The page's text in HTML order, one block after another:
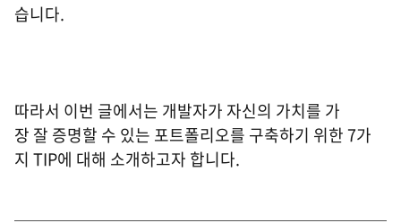
습니다.
따라서 이번 글에서는 개발자가 자신의 가치를 가
장 잘 증명할 수 있는 포트폴리오를 구축하기 위한 7가
지 TIP에 대해 소개하고자 합니다.